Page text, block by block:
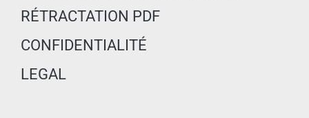
RÉTRACTATION PDF
CONFIDENTIALITÉ
LEGAL